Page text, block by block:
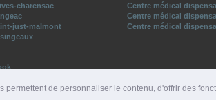
de personnaliser le contenu, d'offrir des
charensac
Centre médical
Centre médical
just-malmont
Centre médical